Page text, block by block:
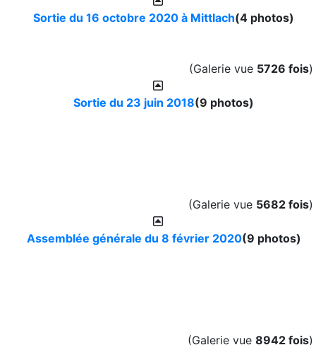
Sortie du 16 octobre 2020 à Mittlach(4 photos)
(Galerie vue 5726 fois)
Sortie du 23 juin 2018(9 photos)
(Galerie vue 5682 fois)
Assemblée générale du 8 février 2020(9 photos)
(Galerie vue 8942 fois)